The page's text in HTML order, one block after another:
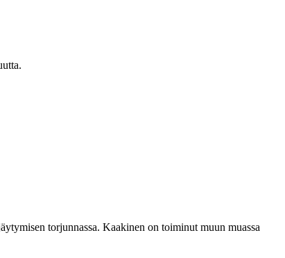
torjunnassa. Kaakinen on toiminut muun muassa